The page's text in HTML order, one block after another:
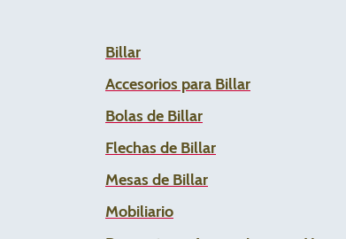
Billar
Accesorios para Billar
Bolas de Billar
Flechas de Billar
Mesas de Billar
Mobiliario